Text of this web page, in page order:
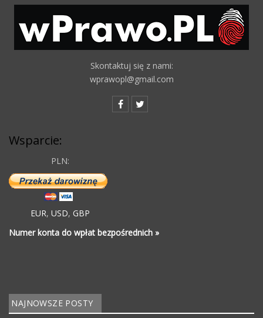
Skontaktuj się z nami:
wprawopl@gmail.com
Wsparcie:
PLN:
EUR, USD, GBP
Numer konta do wpłat bezpośrednich »
NAJNOWSZE POSTY